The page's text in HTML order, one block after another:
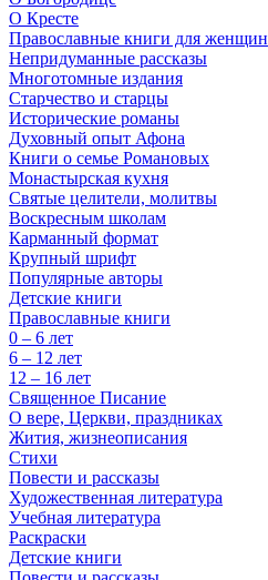
О Кресте
Православные книги для женщин
Непридуманные рассказы
Многотомные издания
Старчество и старцы
Исторические романы
Духовный опыт Афона
Книги о семье Романовых
Монастырская кухня
Святые целители, молитвы
Воскресным школам
Карманный формат
Крупный шрифт
Популярные авторы
Детские книги
Православные книги
0 – 6 лет
6 – 12 лет
12 – 16 лет
Священное Писание
О вере, Церкви, праздниках
Жития, жизнеописания
Стихи
Повести и рассказы
Художественная литература
Учебная литература
Раскраски
Детские книги